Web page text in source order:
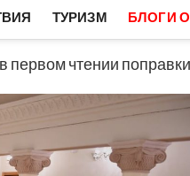
ТУРИЗМ БЛОГИ
первом чтении